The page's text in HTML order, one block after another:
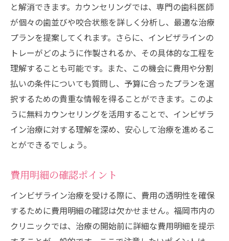
福岡市内での競争による価格動向
特別プランの増加とその背景
オンライン診療の普及と費用影響
患者ニーズに応えた新サービス
今後のインビザライン市場予測
記事監修 村津大地
記事監修 三嶋一平
記事監修 三嶋茉莉
むらつ歯科クリニック
と解消できます。カウンセリングでは、専門の歯科医師
が個々の歯並びや咬合状態を詳しく分析し、最適な治療
プランを提案してくれます。さらに、インビザラインの
トレーがどのように作製されるか、その具体的な工程を
理解することも可能です。また、この機会に費用や分割
払いの条件についても質問し、予算に合ったプランを選
択するための貴重な情報を得ることができます。このよ
うに無料カウンセリングを活用することで、インビザラ
イン治療に対する理解を深め、安心して治療を進めるこ
とができるでしょう。
費用明細の確認ポイント
インビザライン治療を受ける際に、費用の透明性を確保
するために費用明細の確認は欠かせません。福岡市内の
クリニックでは、治療の開始前に詳細な費用明細を提示